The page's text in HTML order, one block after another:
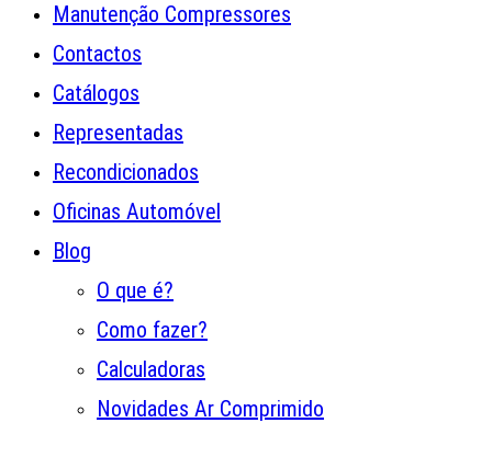
Manutenção Compressores
Contactos
Catálogos
Representadas
Recondicionados
Oficinas Automóvel
Blog
O que é?
Como fazer?
Calculadoras
Novidades Ar Comprimido